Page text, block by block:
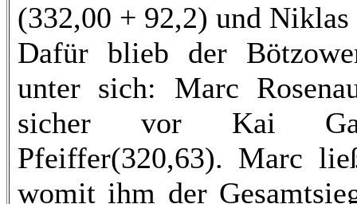
(332,00 + 92,2) und
Dafür blieb der
unter sich: Marc
sicher vor Kai
Pfeiffer(320,63). Marc
womit ihm der